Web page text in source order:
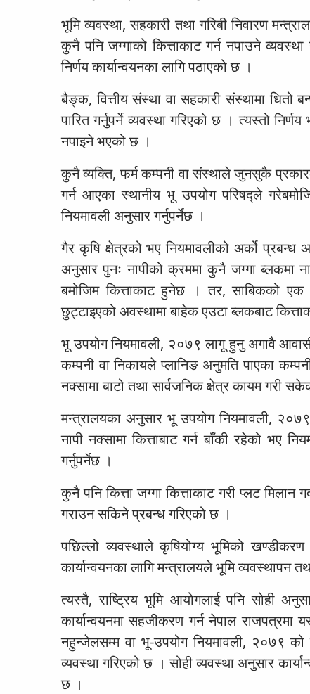
भूमि व्यवस्था, सहकारी तथा गरिबी निवारण
कुनै पनि जग्गाको कित्ताकाट गर्न नपाउने
निर्णय कार्यान्वयनका लागि पठाएको छ ।
बैङ्क, वित्तीय संस्था वा सहकारी संस्थामा धितो
पारित गर्नुपर्ने व्यवस्था गरिएको छ । त्यस्तो
नपाइने भएको छ ।
कुनै व्यक्ति, फर्म कम्पनी वा संस्थाले जुनसुकै
गर्न आएका स्थानीय भू उपयोग परिषद्ले
नियमावली अनुसार गर्नुपर्नेछ ।
गैर कृषि क्षेत्रको भए नियमावलीको अर्को प्रबन्ध
अनुसार पुनः नापीको क्रममा कुनै जग्गा ब्लकमा
बमोजिम कित्ताकाट हुनेछ । तर, साबिकको एक
छुट्टाइएको अवस्थामा बाहेक एउटा ब्लकबाट
भू उपयोग नियमावली, २०७९ लागू हुनु अगावै
कम्पनी वा निकायले प्लानिङ अनुमति पाएका
नक्सामा बाटो तथा सार्वजनिक क्षेत्र कायम गरी
मन्त्रालयका अनुसार भू उपयोग नियमावली,
नापी नक्सामा कित्ताबाट गर्न बाँकी रहेको भए
गर्नुपर्नेछ ।
कुनै पनि कित्ता जग्गा कित्ताकाट गरी प्लट मिलान
गराउन सकिने प्रबन्ध गरिएको छ ।
पछिल्लो व्यवस्थाले कृषियोग्य भूमिको
कार्यान्वयनका लागि मन्त्रालयले भूमि व्यवस्थापन
त्यस्तै, राष्ट्रिय भूमि आयोगलाई पनि सोही
कार्यान्वयनमा सहजीकरण गर्न नेपाल
नहुन्जेलसम्म वा भू-उपयोग नियमावली, २०७९
व्यवस्था गरिएको छ । सोही व्यवस्था अनुसार
छ ।